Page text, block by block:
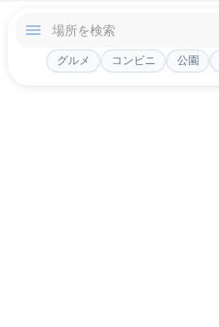
グルメ コンビニ 公園